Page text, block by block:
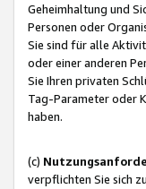
Geheimhaltung und
Personen oder
Sie sind für alle
oder einer anderen
Sie Ihren privaten
Tag-Parameter oder
haben.
(c)
verpflichten Sie sich